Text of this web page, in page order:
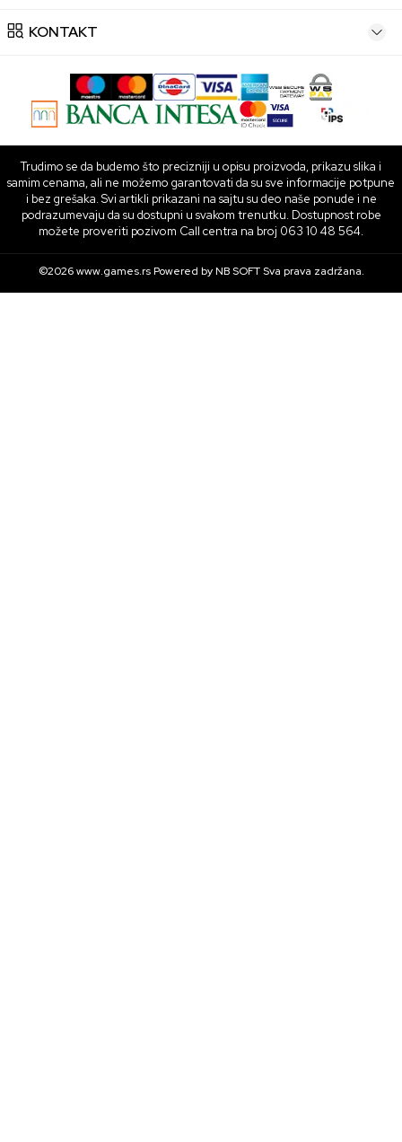
KONTAKT
Trudimo se da budemo što precizniji u opisu proizvoda, prikazu slika i
samim cenama, ali ne možemo garantovati da su sve informacije potpune
i bez grešaka. Svi artikli prikazani na sajtu su deo naše ponude i ne
podrazumevaju da su dostupni u svakom trenutku. Dostupnost robe
možete proveriti pozivom Call centra na broj 063 10 48 564.
©2026www.games.rs Powered byNB SOFTSva prava zadržana.